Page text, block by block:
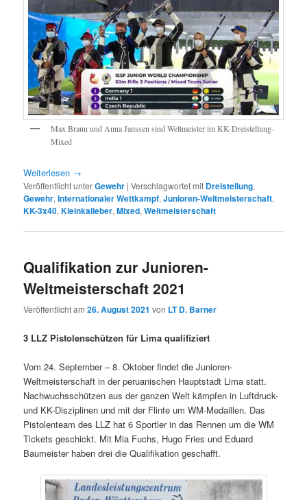
Max Braun und Anna Janssen sind Weltmeister im KK-Dreistellung-
Mixed
Weiterlesen →
Veröffentlicht unterGewehr |Verschlagwortet mit Dreistellung,
Gewehr,Internationaler Wettkampf,Junioren-Weltmeisterschaft,
KK-3x40,Kleinkalieber,Mixed,Weltmeisterschaft
Qualifikation zur Junioren-
Weltmeisterschaft 2021
Veröffentlicht am26. August 2021 von LT D. Barner
3 LLZ Pistolenschützen für Lima qualifiziert
Vom 24. September – 8. Oktober findet die Junioren-
Weltmeisterschaft in der peruanischen Hauptstadt Lima statt.
Nachwuchsschützen aus der ganzen Welt kämpfen in Luftdruck-
und KK-Disziplinen und mit der Flinte um WM-Medaillen. Das
Pistolenteam des LLZ hat 6 Sportler in das Rennen um die WM
Tickets geschickt. Mit Mia Fuchs, Hugo Fries und Eduard
Baumeister haben drei die Qualifikation geschafft.